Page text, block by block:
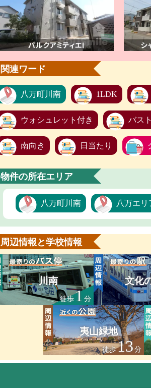
関連ワード
八万町川南 1LDK
ウォシュレット付き バス
南向き 日当たり
物件の所在エリア
八万町川南 八万エリ
周辺情報と学校情報
川南
徒歩1分
文化
夷山緑地
徒歩13分